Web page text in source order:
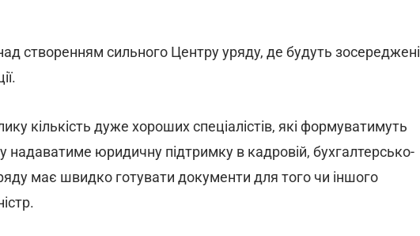
створенням сильного Центру уряду, де будуть зосереджені
кількість дуже хороших спеціалістів, які формуватимуть
надаватиме юридичну підтримку в кадровій, бухгалтерсько-
має швидко готувати документи для того чи іншого